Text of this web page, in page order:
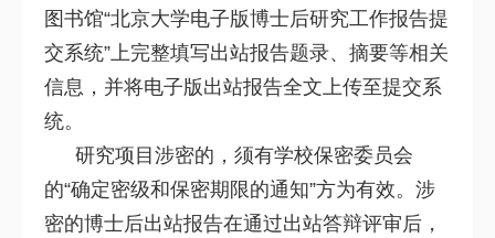
图书馆“北京大学电子版博士后研究工作报告提
交系统”上完整填写出站报告题录、摘要等相关
信息，并将电子版出站报告全文上传至提交系
统。
研究项目涉密的，须有学校保密委员会
的“确定密级和保密期限的通知”方为有效。涉
密的博士后出站报告在通过出站答辩评审后，